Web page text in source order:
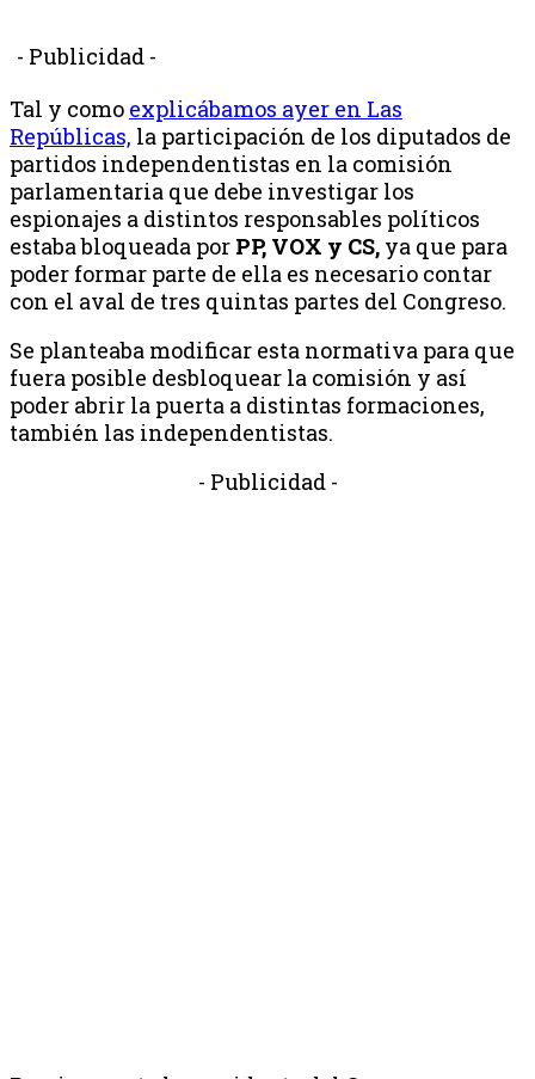
- Publicidad -
Tal y como explicábamos ayer en Las
Repúblicas, la participación de los diputados de
partidos independentistas en la comisión
parlamentaria que debe investigar los
espionajes a distintos responsables políticos
estaba bloqueada por PP, VOX y CS, ya que para
poder formar parte de ella es necesario contar
con el aval de tres quintas partes del Congreso.
Se planteaba modificar esta normativa para que
fuera posible desbloquear la comisión y así
poder abrir la puerta a distintas formaciones,
también las independentistas.
- Publicidad -